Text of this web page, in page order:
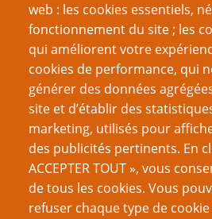
Mis à part les JdR de WEG, il y
jeu que j’ai apprécié… une fois. Il
divinatoire à la place de dés et
Cependant ce JdR imposait une
incroyablement rigide, c’était
un MJ de créer ses propres
ludo-narratifs étaient trop
Je ne sais
comme
nos
web : les cookies essentiels,
fonctionnement du site ; les
qui améliorent votre
cookies de performance, qui
générer des données
site et d’établir des
marketing, utilisés pour
des publicités pertinents. En
ACCEPTER TOUT », vous
de tous les cookies. Vous
refuser chaque type de